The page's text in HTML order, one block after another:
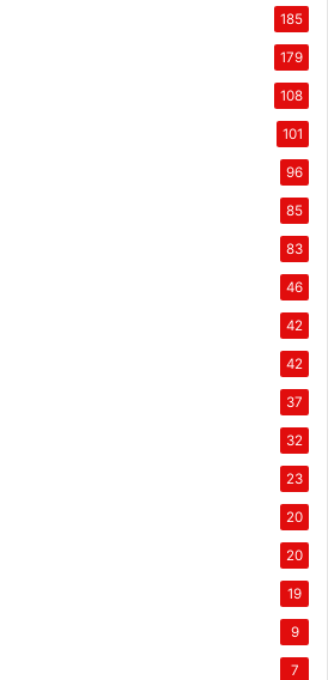
185
179
108
101
96
85
83
46
42
42
37
32
23
20
20
19
9
7